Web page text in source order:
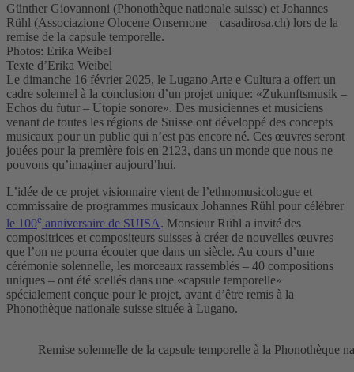
Günther Giovannoni (Phonothèque nationale suisse) et Johannes
Rühl (Associazione Olocene Onsernone – casadirosa.ch) lors de la
remise de la capsule temporelle.
Photos: Erika Weibel
Texte d’Erika Weibel
Le dimanche 16 février 2025, le Lugano Arte e Cultura a offert un
cadre solennel à la conclusion d’un projet unique: «Zukunftsmusik –
Echos du futur – Utopie sonore». Des musiciennes et musiciens
venant de toutes les régions de Suisse ont développé des concepts
musicaux pour un public qui n’est pas encore né. Ces œuvres seront
jouées pour la première fois en 2123, dans un monde que nous ne
pouvons qu’imaginer aujourd’hui.
L’idée de ce projet visionnaire vient de l’ethnomusicologue et
commissaire de programmes musicaux Johannes Rühl pour célébrer
le 100e anniversaire de SUISA. Monsieur Rühl a invité des
compositrices et compositeurs suisses à créer de nouvelles œuvres
que l’on ne pourra écouter que dans un siècle. Au cours d’une
cérémonie solennelle, les morceaux rassemblés – 40 compositions
uniques – ont été scellés dans une «capsule temporelle»
spécialement conçue pour le projet, avant d’être remis à la
Phonothèque nationale suisse située à Lugano.
Remise solennelle de la capsule temporelle à la